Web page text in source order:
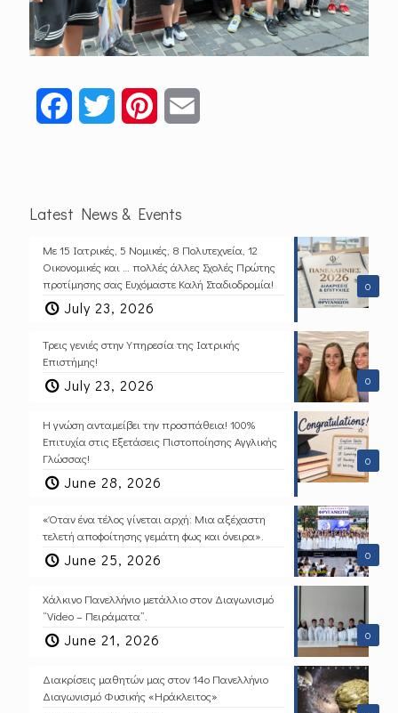
FacebookTwitter Pinterest
Latest News & Events
0
Με 15 Ιατρικές, 5 Νομικές, 8 Πολυτεχνεία, 12
Οικονομικές και … πολλές άλλες Σχολές Πρώτης
προτίμησης σας Ευχόμαστε Καλή Σταδιοδρομία!
July 23, 2026
0
Τρεις γενιές στην Υπηρεσία της Ιατρικής
Επιστήμης!
July 23, 2026
0
Η γνώση ανταμείβει την προσπάθεια! 100%
Επιτυχία στις Εξετάσεις Πιστοποίησης Αγγλικής
Γλώσσας!
June 28, 2026
0
«Όταν ένα τέλος γίνεται αρχή: Μια αξέχαστη
τελετή αποφοίτησης γεμάτη φως και όνειρα».
June 25, 2026
0
Χάλκινο Πανελλήνιο μετάλλιο στον Διαγωνισμό
“Video – Πειράματα”.
June 21, 2026
Διακρίσεις μαθητών μας στον 14ο Πανελλήνιο
Διαγωνισμό Φυσικής «Ηράκλειτος»